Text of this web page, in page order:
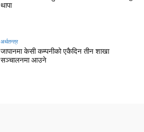
थापा
अर्थतन्त्र
जापानमा केसी कम्पनीको एकैदिन तीन शाखा
सञ्चालनमा आउने